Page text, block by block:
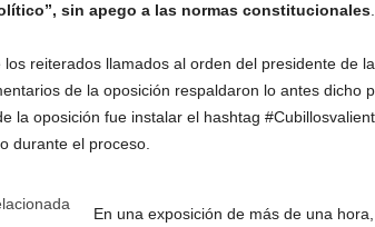
sin apego a las normas constitucionales.
los reiterados llamados al orden del presidente de
de la oposición respaldaron lo antes dicho
la oposición fue instalar el hashtag
durante el proceso.
En una exposición de más de una